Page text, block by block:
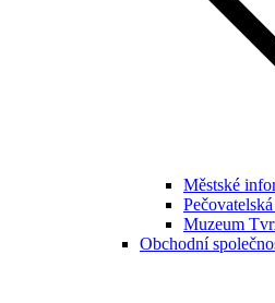
Městské
Muzeum
Obchodní